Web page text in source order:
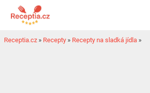
Receptia.cz » Recepty » Recepty na sladká jídla »